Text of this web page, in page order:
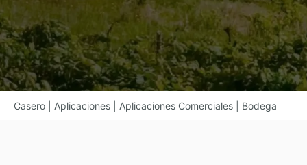
Casero Aplicaciones Aplicaciones Comerciales Bodega